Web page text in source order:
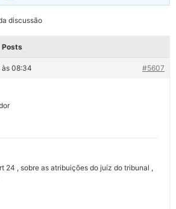
discussão
Posts
às 08:34 #5607
24 , sobre as atribuições do juíz do tribunal ,